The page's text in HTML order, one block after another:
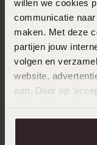
willen we cookies
communicatie
maken. Met deze
partijen jouw
volgen en
website,
aan. Door op
over in ons
Zweifarbiges
Zirkonia
1499
Andere